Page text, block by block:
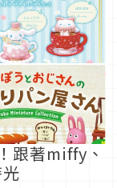
跟著miffy、